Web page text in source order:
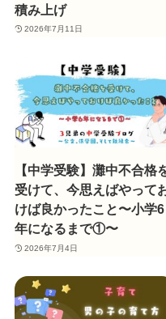
積み上げ
2026年7月11日
【中学受験】灘中不合格
受けて、今思えばやって
けば良かったこと〜小学6
年になるまで①〜
2026年7月4日